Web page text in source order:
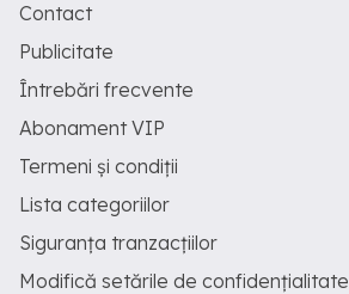
Contact
Publicitate
Întrebări frecvente
Abonament VIP
Termeni și condiții
Lista categoriilor
Siguranța tranzacțiilor
Modifică setările de confidențialitate